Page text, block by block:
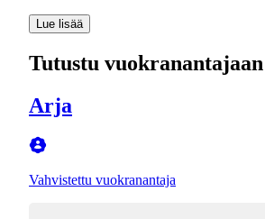
Lue lisää
Tutustu vuokranantajaan
Arja
Vahvistettu vuokranantaja